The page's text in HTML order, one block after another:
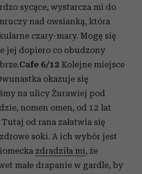
sycące, wystarcza mi do
nad owsianką, która
czary-mary. Mogę się
jej dopiero co obudzony
Cafe 6/12 Kolejne miejsce
okazuje się
na ulicy Żurawiej pod
nomen omen, od 12 lat
od rana załatwia się
soki. A ich wybór jest
zdradziła mi, że
małe drapanie w gardle, by